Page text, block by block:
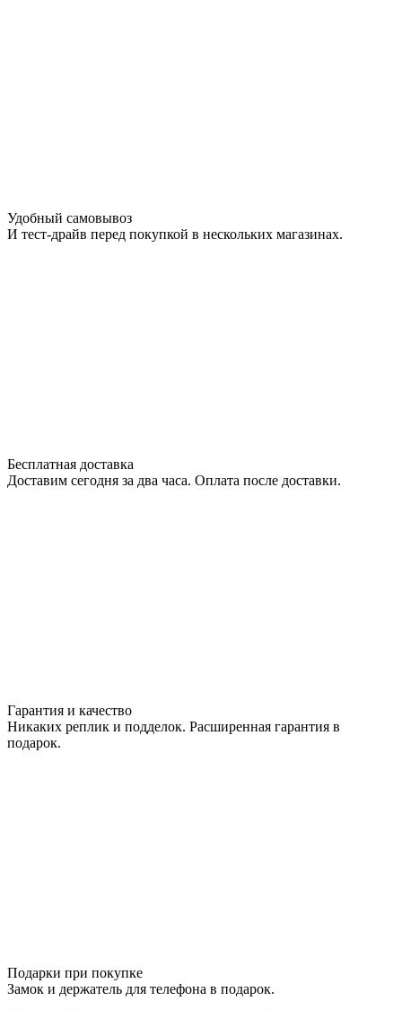
Удобный самовывоз
И тест-драйв перед покупкой в нескольких магазинах.
Бесплатная доставка
Доставим сегодня за два часа. Оплата после доставки.
Гарантия и качество
Никаких реплик и подделок. Расширенная гарантия в
подарок.
Подарки при покупке
Замок и держатель для телефона в подарок.